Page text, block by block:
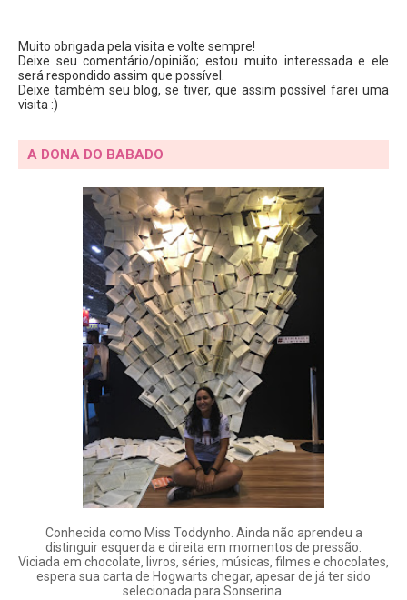
Muito obrigada pela visita e volte sempre!
Deixe seu comentário/opinião; estou muito interessada e ele
será respondido assim que possível.
Deixe também seu blog, se tiver, que assim possível farei uma
visita :)
A DONA DO BABADO
Conhecida como Miss Toddynho. Ainda não aprendeu a
distinguir esquerda e direita em momentos de pressão.
Viciada em chocolate, livros, séries, músicas, filmes e chocolates,
espera sua carta de Hogwarts chegar, apesar de já ter sido
selecionada para Sonserina.